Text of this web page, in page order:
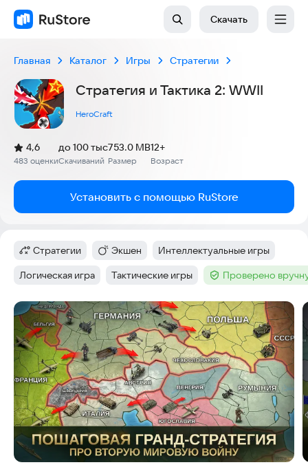
Скачать
Главная Каталог Игры Стратегии
Стратегия и Тактика 2: WWII
HeroCraft
Рейтинг:
4,6
(
483 оценки
)
Скачиваний
до 100 тыс
Размер
753.0 MB
Возраст
12+
Установить с помощью RuStore
Категория:
Стратегии Категория
Экшен Тег:
Интеллектуальные игры
Тег :
Логическая игра Тег:
Тактические игры Тег :Проверено
Скриншоты